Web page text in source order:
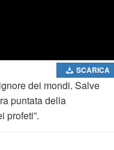
SCARICA
dei mondi. Salve
puntata della
profeti”.